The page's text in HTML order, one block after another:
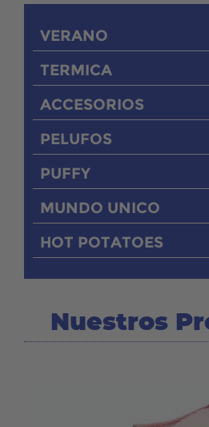
VERANO
TERMICA
ACCESORIOS
PELUFOS
PUFFY
MUNDO UNICO
HOT POTATOES
Nuestros